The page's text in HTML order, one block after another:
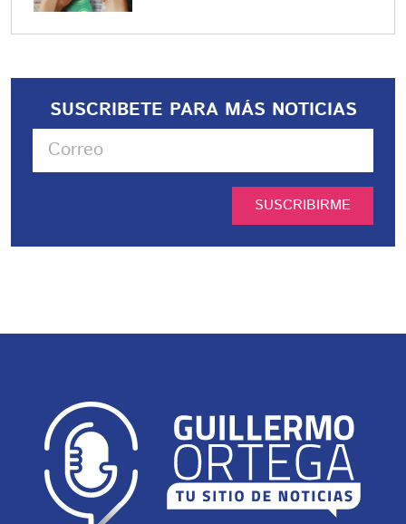
SUSCRIBETE PARA MÁS NOTICIAS
SUSCRIBIRME